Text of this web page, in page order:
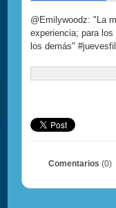
@Emilywoodz: "La
experiencia; para
los demás"
Comentarios (0)